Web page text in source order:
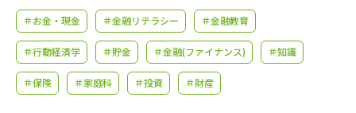
学問のミニ講義「夢ナビ講義」 学問分野解説
学問の教科書 夢ナビライブ
ユーザーサポート
＃お金・現金 ＃金融リテラシー ＃金融教育
＃行動経済学 ＃貯金 ＃金融(ファイナンス) ＃知識
＃保険 ＃家庭科 ＃投資 ＃財産